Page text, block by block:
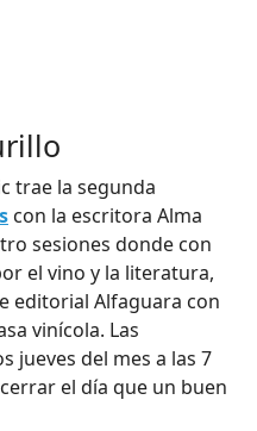
trae la segunda
con la escritora Alma
sesiones donde con
el vino y la literatura,
editorial Alfaguara con
vinícola. Las
jueves del mes a las 7
el día que un buen